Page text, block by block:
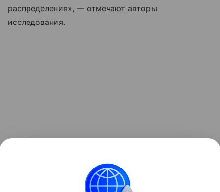
распределения», — отмечают авторы
исследования.